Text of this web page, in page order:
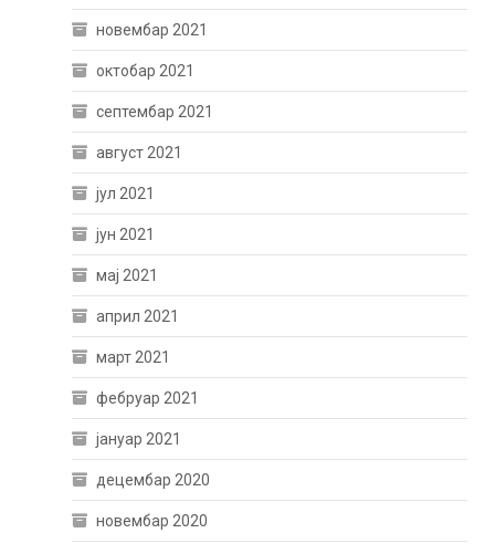
новембар 2021
октобар 2021
септембар 2021
август 2021
јул 2021
јун 2021
мај 2021
април 2021
март 2021
фебруар 2021
јануар 2021
децембар 2020
новембар 2020